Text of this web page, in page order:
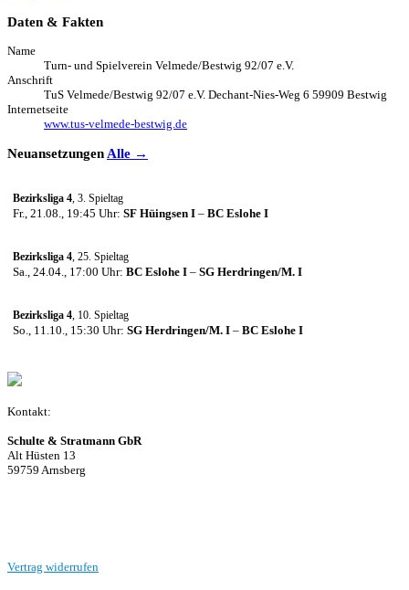
Daten & Fakten
Name
Turn- und Spielverein Velmede/Bestwig 92/07 e.V.
Anschrift
TuS Velmede/Bestwig 92/07 e.V. Dechant-Nies-Weg 6 59909 Bestwig
Internetseite
www.tus-velmede-bestwig.de
Neuansetzungen Alle →
Bezirksliga 4 , 3. Spieltag
Fr., 21.08., 19:45 Uhr: SF Hüingsen I – BC Eslohe I
Bezirksliga 4 , 25. Spieltag
Sa., 24.04., 17:00 Uhr: BC Eslohe I – SG Herdringen/M. I
Bezirksliga 4 , 10. Spieltag
So., 11.10., 15:30 Uhr: SG Herdringen/M. I – BC Eslohe I
Kontakt:
Schulte & Stratmann GbR
Alt Hüsten 13
59759 Arnsberg
Vertrag widerrufen